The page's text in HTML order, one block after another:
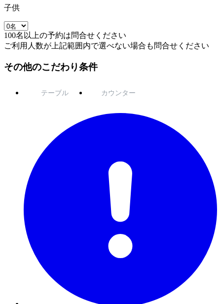
子供
100名以上の予約は問合せください
ご利用人数が上記範囲内で選べない場合も問合せください
その他のこだわり条件
テーブル カウンター